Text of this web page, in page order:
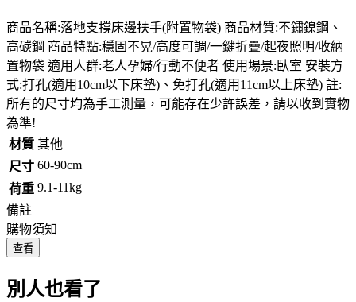
商品名稱:落地支撐床邊扶手(附置物袋) 商品材質:不鏽鎳鋼、
高碳鋼 商品特點:穩固不晃/高度可調/一鍵折疊/起夜照明/收納
置物袋 適用人群:老人孕婦/行動不便者 使用場景:臥室 安裝方
式:打孔(適用10cm以下床墊)、免打孔(適用11cm以上床墊) 註:
所有的尺寸均為手工測量，可能存在少許誤差，請以收到實物
為準!
材質 其他
尺寸 60-90cm
荷重 9.1-11kg
備註
購物須知
查看
別人也看了